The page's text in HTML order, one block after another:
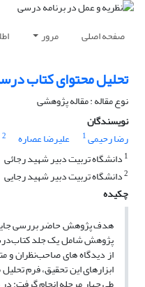
صفحه اصلی مرور
تحلیل محتوای کتاب
نوع مقاله : مقاله پژوهشی
نویسندگان
رضا رحیمی1 علیرضا عصاره 2
1 دانشگاه تربیت دبیر شهید رجائی
2دانشگاه تربیت دبیر شهید رجایی
چکیده
هدف پژوهش حاضر بررسی
ابزارهای این تحقیق، فرم